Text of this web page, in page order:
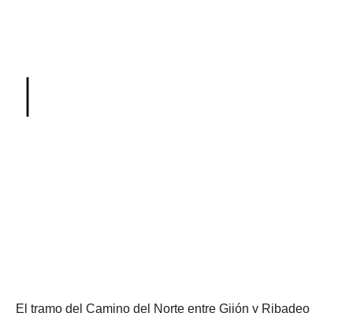
El tramo del Camino del Norte entre Gijón y Ribadeo